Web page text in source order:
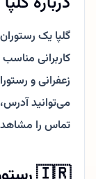
گلپا یک
کاربرانی
می‌توانید
تماس را